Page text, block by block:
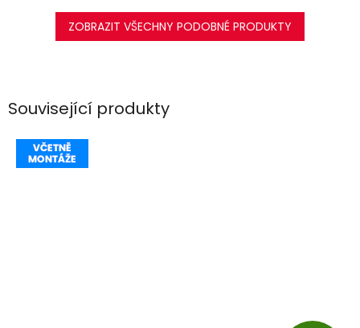
Související produkty
ZOBRAZIT VŠECHNY PODOBNÉ PRODUKTY